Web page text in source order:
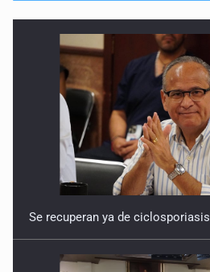
Se recuperan ya de ciclosporiasis